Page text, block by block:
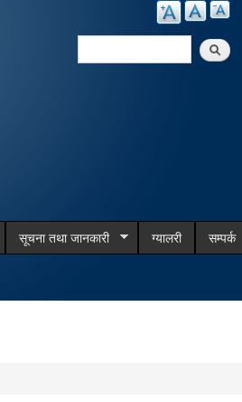
Search
सूचना तथा जानकारी ग्यालरी सम्पर्क